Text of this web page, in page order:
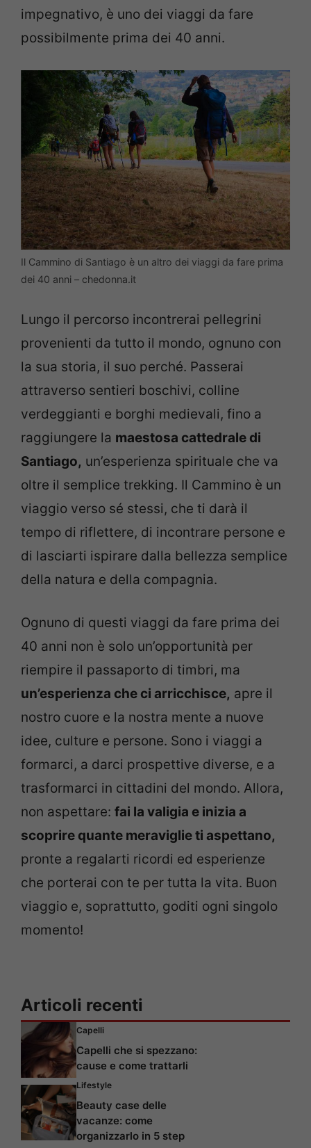
impegnativo, è uno dei viaggi da fare
possibilmente prima dei 40 anni.
Il Cammino di Santiago è un altro dei viaggi da fare prima
dei 40 anni – chedonna.it
Lungo il percorso incontrerai pellegrini
provenienti da tutto il mondo, ognuno con
la sua storia, il suo perché. Passerai
attraverso sentieri boschivi, colline
verdeggianti e borghi medievali, fino a
raggiungere la maestosa cattedrale di
Santiago, un’esperienza spirituale che va
oltre il semplice trekking. Il Cammino è un
viaggio verso sé stessi, che ti darà il
tempo di riflettere, di incontrare persone e
di lasciarti ispirare dalla bellezza semplice
della natura e della compagnia.
Ognuno di questi viaggi da fare prima dei
40 anni non è solo un’opportunità per
riempire il passaporto di timbri, ma
un’esperienza che ci arricchisce, apre il
nostro cuore e la nostra mente a nuove
idee, culture e persone. Sono i viaggi a
formarci, a darci prospettive diverse, e a
trasformarci in cittadini del mondo. Allora,
non aspettare: fai la valigia e inizia a
scoprire quante meraviglie ti aspettano,
pronte a regalarti ricordi ed esperienze
che porterai con te per tutta la vita. Buon
viaggio e, soprattutto, goditi ogni singolo
momento!
Articoli recenti
Capelli
Capelli che si spezzano:
cause e come trattarli
Lifestyle
Beauty case delle
vacanze: come
organizzarlo in 5 step